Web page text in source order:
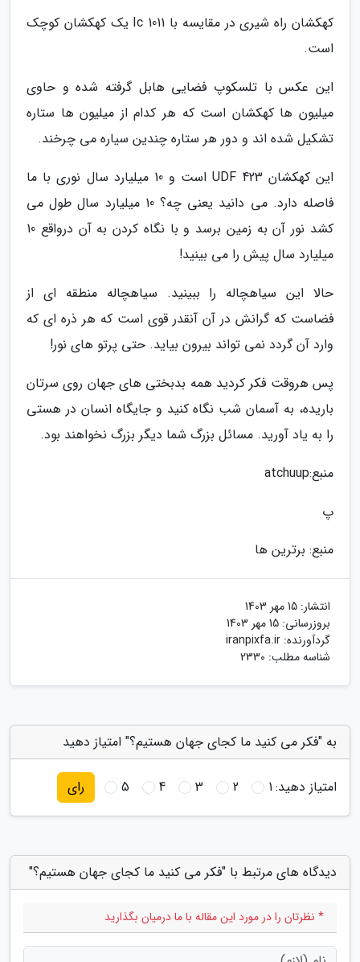
کهکشان راه شیری در مقایسه با Ic 1011 یک کهکشان کوچک
است.
این عکس با تلسکوپ فضایی هابل گرفته شده و حاوی
میلیون ها کهکشان است که هر کدام از میلیون ها ستاره
تشکیل شده اند و دور هر ستاره چندین سیاره می چرخند.
این کهکشان UDF 423 است و 10 میلیارد سال نوری با ما
فاصله دارد. می دانید یعنی چه؟ 10 میلیارد سال طول می
کشد نور آن به زمین برسد و با نگاه کردن به آن درواقع 10
میلیارد سال پیش را می بینید!
حالا این سیاهچاله را ببینید. سیاهچاله منطقه ای از
فضاست که گرانش در آن آنقدر قوی است که هر ذره ای که
وارد آن گردد نمی تواند بیرون بیاید. حتی پرتو های نور!
پس هروقت فکر کردید همه بدبختی های جهان روی سرتان
باریده، به آسمان شب نگاه کنید و جایگاه انسان در هستی
را به یاد آورید. مسائل بزرگ شما دیگر بزرگ نخواهند بود.
منبع:atchuup
پ
منبع: برترین ها
انتشار: 15 مهر 1403
بروزرسانی: 15 مهر 1403
گردآورنده: iranpixfa.ir
شناسه مطلب: 2330
به "فکر می کنید ما کجای جهان هستیم؟" امتیاز دهید
امتیاز دهید:1
2
3
4
5 رای
دیدگاه های مرتبط با "فکر می کنید ما کجای جهان هستیم؟"
* نظرتان را در مورد این مقاله با ما درمیان بگذارید